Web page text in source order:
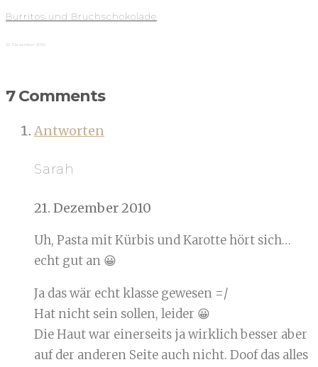
Burritos und Bruchschokolade
22. Dezember 2010
7 Comments
Antworten
Sarah
21. Dezember 2010
Uh, Pasta mit Kürbis und Karotte hört sich…
echt gut an 😀
Ja das wär echt klasse gewesen =/
Hat nicht sein sollen, leider 😀
Die Haut war einerseits ja wirklich besser aber
auf der anderen Seite auch nicht. Doof das alles